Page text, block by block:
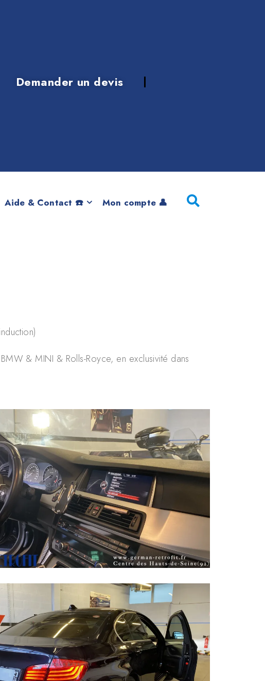
Demander un devis
Aide & Contact ☎️ Mon compte 👤
& MINI & Rolls-Royce, en exclusivité dans